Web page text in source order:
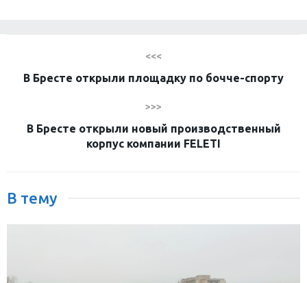
<<<
В Бресте открыли площадку по бочче-спорту
>>>
В Бресте открыли новый производственный
корпус компании FELETI
В тему